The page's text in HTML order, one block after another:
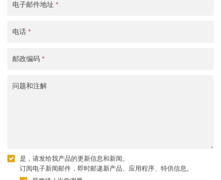
电子邮件地址 *
电话 *
邮政编码 *
问题和注解
是，请发给我产品的更新信息和新闻。
订阅电子新闻邮件，即时邮递新产品、应用程序、特供信息。